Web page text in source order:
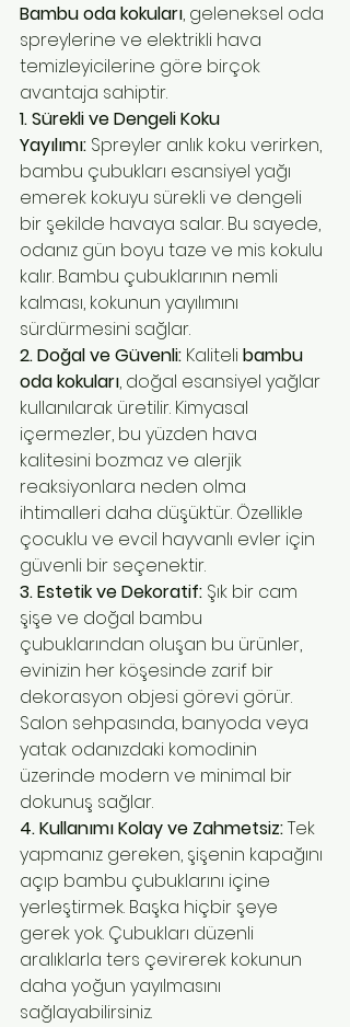
Bambu oda kokuları, geleneksel oda
spreylerine ve elektrikli hava
temizleyicilerine göre birçok
avantaja sahiptir.
1. Sürekli ve Dengeli Koku
Yayılımı: Spreyler anlık koku verirken,
bambu çubukları esansiyel yağı
emerek kokuyu sürekli ve dengeli
bir şekilde havaya salar. Bu sayede,
odanız gün boyu taze ve mis kokulu
kalır. Bambu çubuklarının nemli
kalması, kokunun yayılımını
sürdürmesini sağlar.
2. Doğal ve Güvenli: Kaliteli bambu
oda kokuları, doğal esansiyel yağlar
kullanılarak üretilir. Kimyasal
içermezler, bu yüzden hava
kalitesini bozmaz ve alerjik
reaksiyonlara neden olma
ihtimalleri daha düşüktür. Özellikle
çocuklu ve evcil hayvanlı evler için
güvenli bir seçenektir.
3. Estetik ve Dekoratif: Şık bir cam
şişe ve doğal bambu
çubuklarından oluşan bu ürünler,
evinizin her köşesinde zarif bir
dekorasyon objesi görevi görür.
Salon sehpasında, banyoda veya
yatak odanızdaki komodinin
üzerinde modern ve minimal bir
dokunuş sağlar.
4. Kullanımı Kolay ve Zahmetsiz: Tek
yapmanız gereken, şişenin kapağını
açıp bambu çubuklarını içine
yerleştirmek. Başka hiçbir şeye
gerek yok. Çubukları düzenli
aralıklarla ters çevirerek kokunun
daha yoğun yayılmasını
sağlayabilirsiniz.